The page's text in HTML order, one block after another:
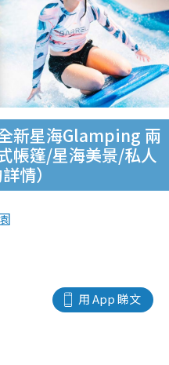
新星海Glamping 兩
帳篷/星海美景/私人
情）
用 App 睇文